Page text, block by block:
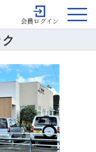
会員ログイン